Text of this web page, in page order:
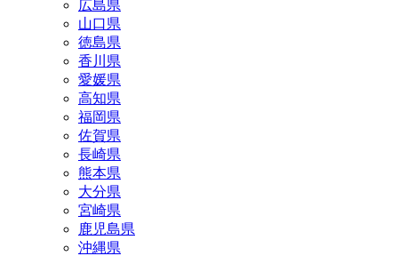
広島県
山口県
徳島県
香川県
愛媛県
高知県
福岡県
佐賀県
長崎県
熊本県
大分県
宮崎県
鹿児島県
沖縄県